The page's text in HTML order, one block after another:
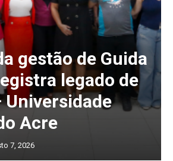
gestão de Guida
legado de
Acre
7, 2026